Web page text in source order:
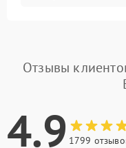
Отзывы
4.9 1799